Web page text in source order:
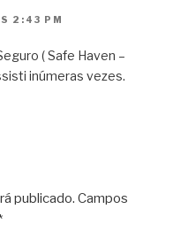
2:43 PM
( Safe Haven –
inúmeras vezes.
publicado. Campos